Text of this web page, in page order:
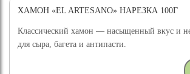
ХАМОН «EL ARTESANO» НАРЕЗКА 100Г
Классический хамон — насыщенный вкус и
для сыра, багета и антипасти.